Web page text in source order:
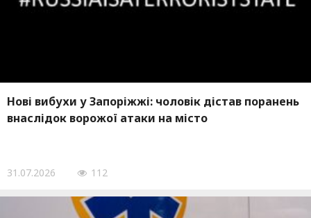
Нові вибухи у Запоріжжі: чоловік дістав поранень
внаслідок ворожої атаки на місто
31.07.2026 112